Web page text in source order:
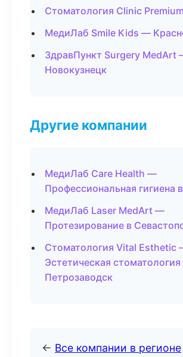
Стоматология Clinic
МедиЛаб Smile Kids —
ЗдравПункт Surgery MedArt
Новокузнецк
Другие компании
МедиЛаб Care Health —
Профессиональная гигиена
МедиЛаб Laser MedArt —
Протезирование в
Стоматология Vital Esthetic
Эстетическая стоматология
Петрозаводск
← Все компании в регионе